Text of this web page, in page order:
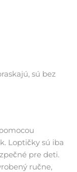
sú bez
Loptičky sú iba
pre deti.
ručne,